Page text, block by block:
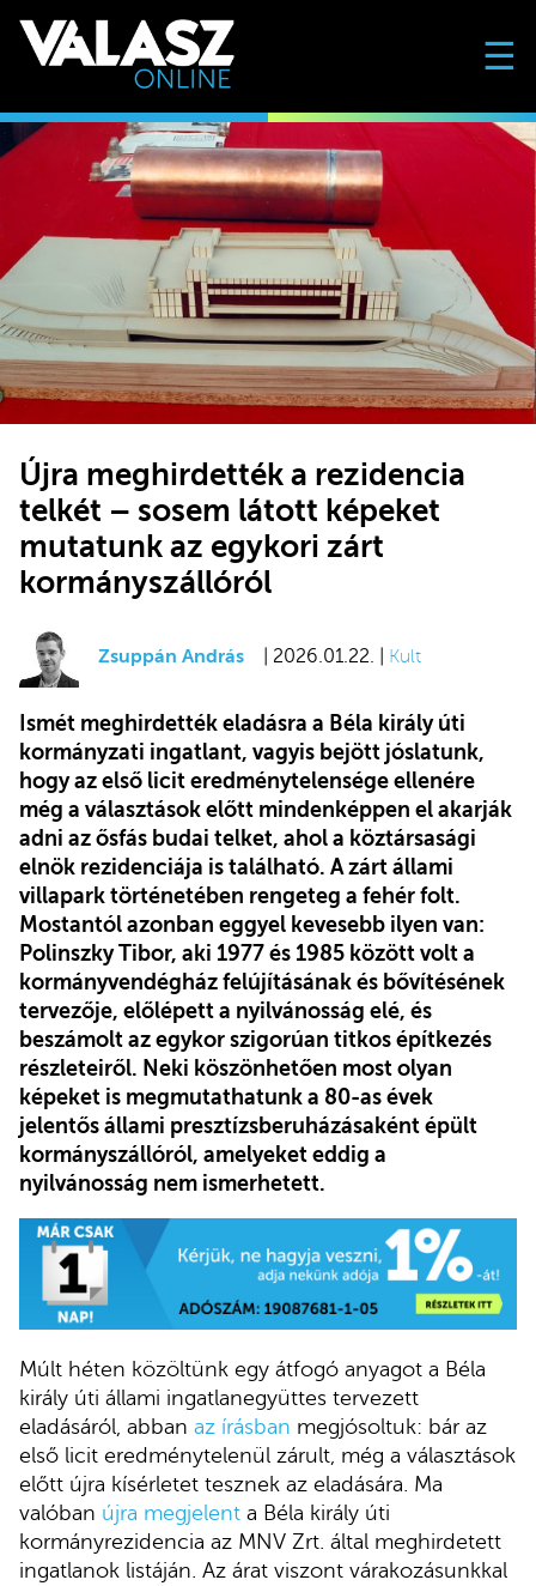
☰
Újra meghirdették a rezidencia
telkét – sosem látott képeket
mutatunk az egykori zárt
kormányszállóról
Zsuppán András | 2026.01.22. | Kult
Ismét meghirdették eladásra a Béla király úti
kormányzati ingatlant, vagyis bejött jóslatunk,
hogy az első licit eredménytelensége ellenére
még a választások előtt mindenképpen el akarják
adni az ősfás budai telket, ahol a köztársasági
elnök rezidenciája is található. A zárt állami
villapark történetében rengeteg a fehér folt.
Mostantól azonban eggyel kevesebb ilyen van:
Polinszky Tibor, aki 1977 és 1985 között volt a
kormányvendégház felújításának és bővítésének
tervezője, előlépett a nyilvánosság elé, és
beszámolt az egykor szigorúan titkos építkezés
részleteiről. Neki köszönhetően most olyan
képeket is megmutathatunk a 80-as évek
jelentős állami presztízsberuházásaként épült
kormányszállóról, amelyeket eddig a
nyilvánosság nem ismerhetett.
Múlt héten közöltünk egy átfogó anyagot a Béla
király úti állami ingatlanegyüttes tervezett
eladásáról, abban az írásban megjósoltuk: bár az
első licit eredménytelenül zárult, még a választások
előtt újra kísérletet tesznek az eladására. Ma
valóban újra megjelent a Béla király úti
kormányrezidencia az MNV Zrt. által meghirdetett
ingatlanok listáján. Az árat viszont várakozásunkkal